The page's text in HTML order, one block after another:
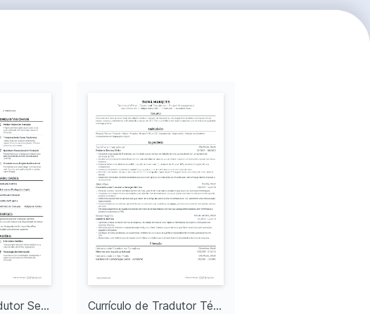
Currículo de Tradutor Sem experiência Currículo de Tradutor Técnico